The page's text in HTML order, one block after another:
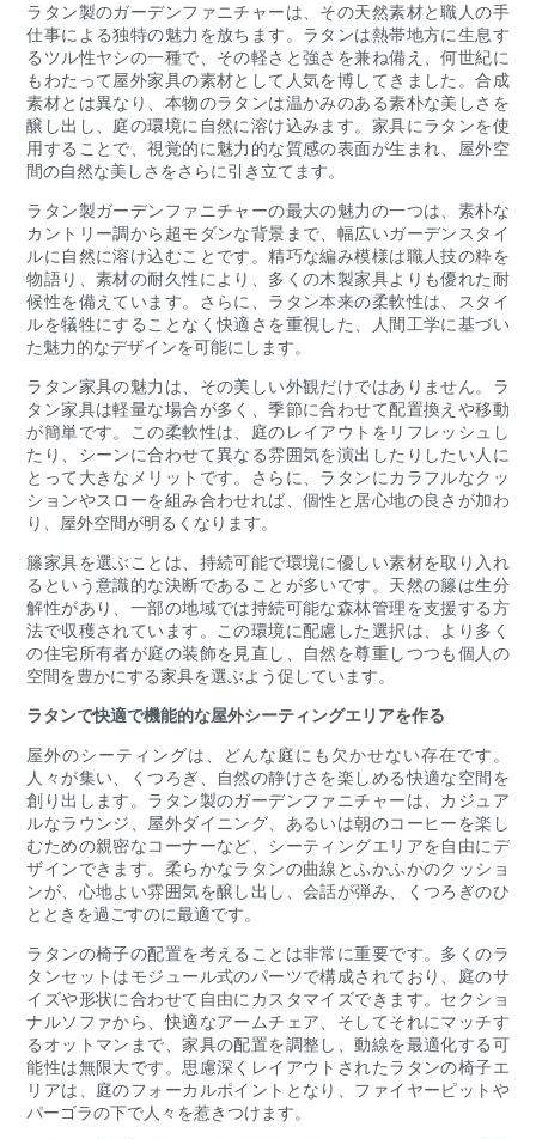
ラタン製のガーデンファニチャーは、その天然素材と職人の手
仕事による独特の魅力を放ちます。ラタンは熱帯地方に生息す
るツル性ヤシの一種で、その軽さと強さを兼ね備え、何世紀に
もわたって屋外家具の素材として人気を博してきました。合成
素材とは異なり、本物のラタンは温かみのある素朴な美しさを
醸し出し、庭の環境に自然に溶け込みます。家具にラタンを使
用することで、視覚的に魅力的な質感の表面が生まれ、屋外空
間の自然な美しさをさらに引き立てます。
ラタン製ガーデンファニチャーの最大の魅力の一つは、素朴な
カントリー調から超モダンな背景まで、幅広いガーデンスタイ
ルに自然に溶け込むことです。精巧な編み模様は職人技の粋を
物語り、素材の耐久性により、多くの木製家具よりも優れた耐
候性を備えています。さらに、ラタン本来の柔軟性は、スタイ
ルを犠牲にすることなく快適さを重視した、人間工学に基づい
た魅力的なデザインを可能にします。
ラタン家具の魅力は、その美しい外観だけではありません。ラ
タン家具は軽量な場合が多く、季節に合わせて配置換えや移動
が簡単です。この柔軟性は、庭のレイアウトをリフレッシュし
たり、シーンに合わせて異なる雰囲気を演出したりしたい人に
とって大きなメリットです。さらに、ラタンにカラフルなクッ
ションやスローを組み合わせれば、個性と居心地の良さが加わ
り、屋外空間が明るくなります。
籐家具を選ぶことは、持続可能で環境に優しい素材を取り入れ
るという意識的な決断であることが多いです。天然の籐は生分
解性があり、一部の地域では持続可能な森林管理を支援する方
法で収穫されています。この環境に配慮した選択は、より多く
の住宅所有者が庭の装飾を見直し、自然を尊重しつつも個人の
空間を豊かにする家具を選ぶよう促しています。
ラタンで快適で機能的な屋外シーティングエリアを作る
屋外のシーティングは、どんな庭にも欠かせない存在です。
人々が集い、くつろぎ、自然の静けさを楽しめる快適な空間を
創り出します。ラタン製のガーデンファニチャーは、カジュア
ルなラウンジ、屋外ダイニング、あるいは朝のコーヒーを楽し
むための親密なコーナーなど、シーティングエリアを自由にデ
ザインできます。柔らかなラタンの曲線とふかふかのクッショ
ンが、心地よい雰囲気を醸し出し、会話が弾み、くつろぎのひ
とときを過ごすのに最適です。
ラタンの椅子の配置を考えることは非常に重要です。多くのラ
タンセットはモジュール式のパーツで構成されており、庭のサ
イズや形状に合わせて自由にカスタマイズできます。セクショ
ナルソファから、快適なアームチェア、そしてそれにマッチす
るオットマンまで、家具の配置を調整し、動線を最適化する可
能性は無限大です。思慮深くレイアウトされたラタンの椅子エ
リアは、庭のフォーカルポイントとなり、ファイヤーピットや
パーゴラの下で人々を惹きつけます。